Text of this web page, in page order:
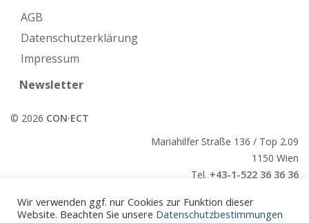
AGB
Datenschutzerklärung
Impressum
Newsletter
© 2026 CON·ECT
Mariahilfer Straße 136 / Top 2.09
1150 Wien
Tel. +43-1-522 36 36 36
Wir verwenden ggf. nur Cookies zur Funktion dieser
Website. Beachten Sie unsere Datenschutzbestimmungen